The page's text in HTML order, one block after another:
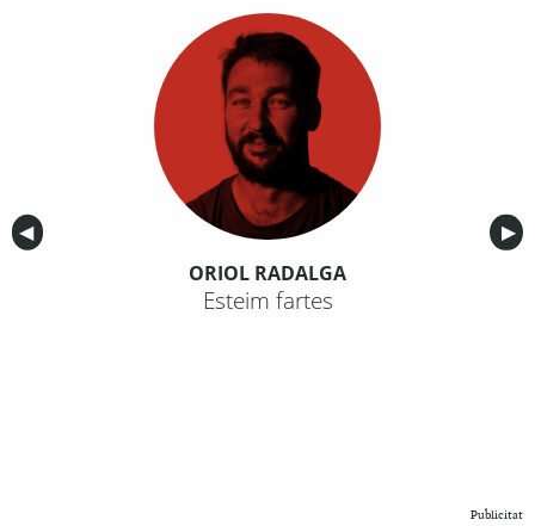
Anterior
◀︎ ▶︎
ORIOL RADALGA
Esteim fartes
Publicitat